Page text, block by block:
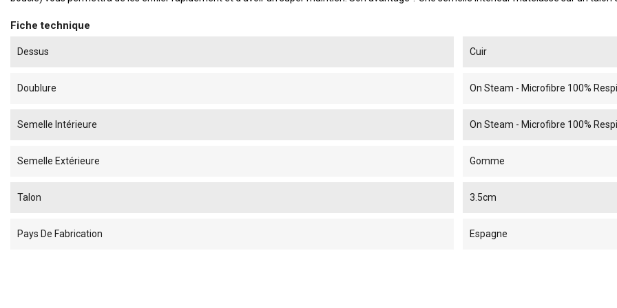
Fiche technique
Dessus Cuir
Doublure On Steam - Microfibre 100%
Semelle Intérieure On Steam - Microfibre 100%
Semelle Extérieure Gomme
Talon 3.5cm
Pays De Fabrication Espagne